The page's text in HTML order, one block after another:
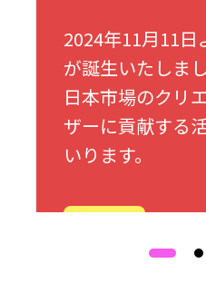
2024年11月11
が誕生いたしま
日本市場のクリ
ザーに貢献する
いります。